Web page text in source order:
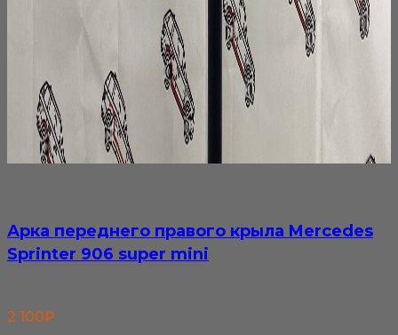
Арка переднего правого крыла Mercedes
Sprinter 906 super mini
2 100₽